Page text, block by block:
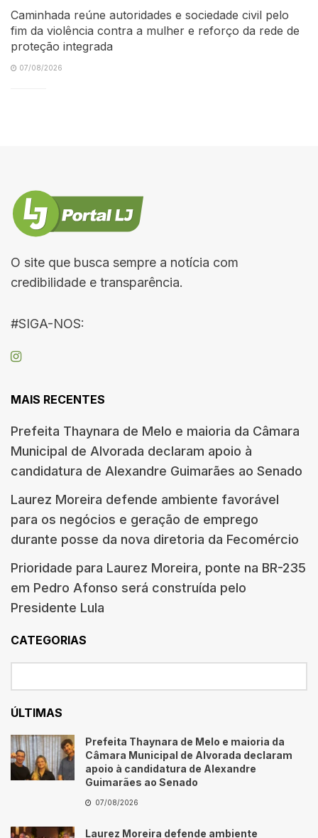
Caminhada reúne autoridades e sociedade civil pelo
fim da violência contra a mulher e reforço da rede de
proteção integrada
07/08/2026
O site que busca sempre a notícia com
credibilidade e transparência.
#SIGA-NOS:
MAIS RECENTES
Prefeita Thaynara de Melo e maioria da Câmara
Municipal de Alvorada declaram apoio à
candidatura de Alexandre Guimarães ao Senado
Laurez Moreira defende ambiente favorável
para os negócios e geração de emprego
durante posse da nova diretoria da Fecomércio
Prioridade para Laurez Moreira, ponte na BR-235
em Pedro Afonso será construída pelo
Presidente Lula
CATEGORIAS
ÚLTIMAS
Prefeita Thaynara de Melo e maioria da
Câmara Municipal de Alvorada declaram
apoio à candidatura de Alexandre
Guimarães ao Senado
07/08/2026
Laurez Moreira defende ambiente